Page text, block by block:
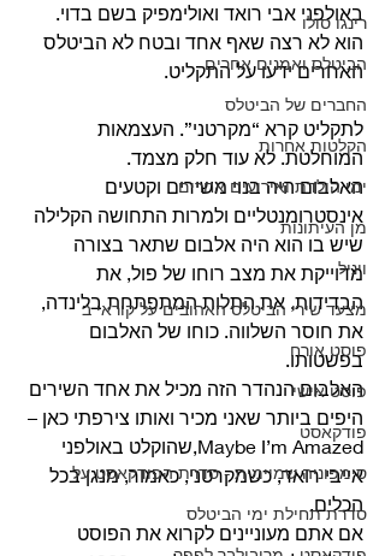
רינגו סולו
הביטלס ואמנים אחרים
החברים של הביטלס
הקלטות אחרות
ימי הולדת ואירועים אחרים
מן העיתונות
ויניל
מצעד שירי הביטלס האהובים על קוראי ב
פוסט אורח
פוסט אישי
פודקאסט
סימפוניה שמיימית - סדרת הפודקאסט על
סדרת תחילת ימי הביטלס
באולפני אבי רואד ואולימפיק בשם בדוי.
הוא לא רצה שאף אחד ובטח לא הביטלס
האחרים ידעו על התקליט.
לתקליט קרא “מקרטני”. העצמאות
המוחלטת. לא עוד חלק מצמד.
האלבום היה בנוי משירים וקטעים
אינסטרומנטליים ולמרות התחושה הקלילה
שיש בו הוא היה אלבום שתאר בצורה
מדוייקת את מצב רוחו של פול, את
הבדידות, את התלות המתפתחת בלינדה,
את חוסר השלווה. כוחו של האלבום
בפשטותו.
האלבום הנהדר הזה מכיל את אחד השירים
היפים ביותר שאני מכיר ואותו צירפתי כאן –
Maybe I’m Amazed,שהוקלט באולפני
אייבי רואד, כשמקרטני, כאמור, מנגן בכל
הכלים.
אם אתם מעוניינים לקרוא את הפוסט